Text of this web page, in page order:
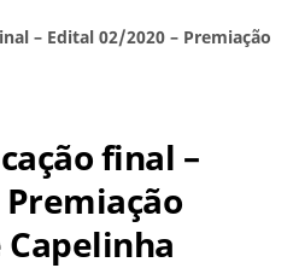
– Edital 02/2020 – Premiação
final –
Premiação